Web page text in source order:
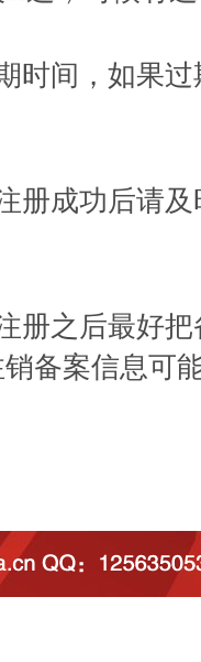
间，如果过
成功后请及
之后最好把
备案信息可